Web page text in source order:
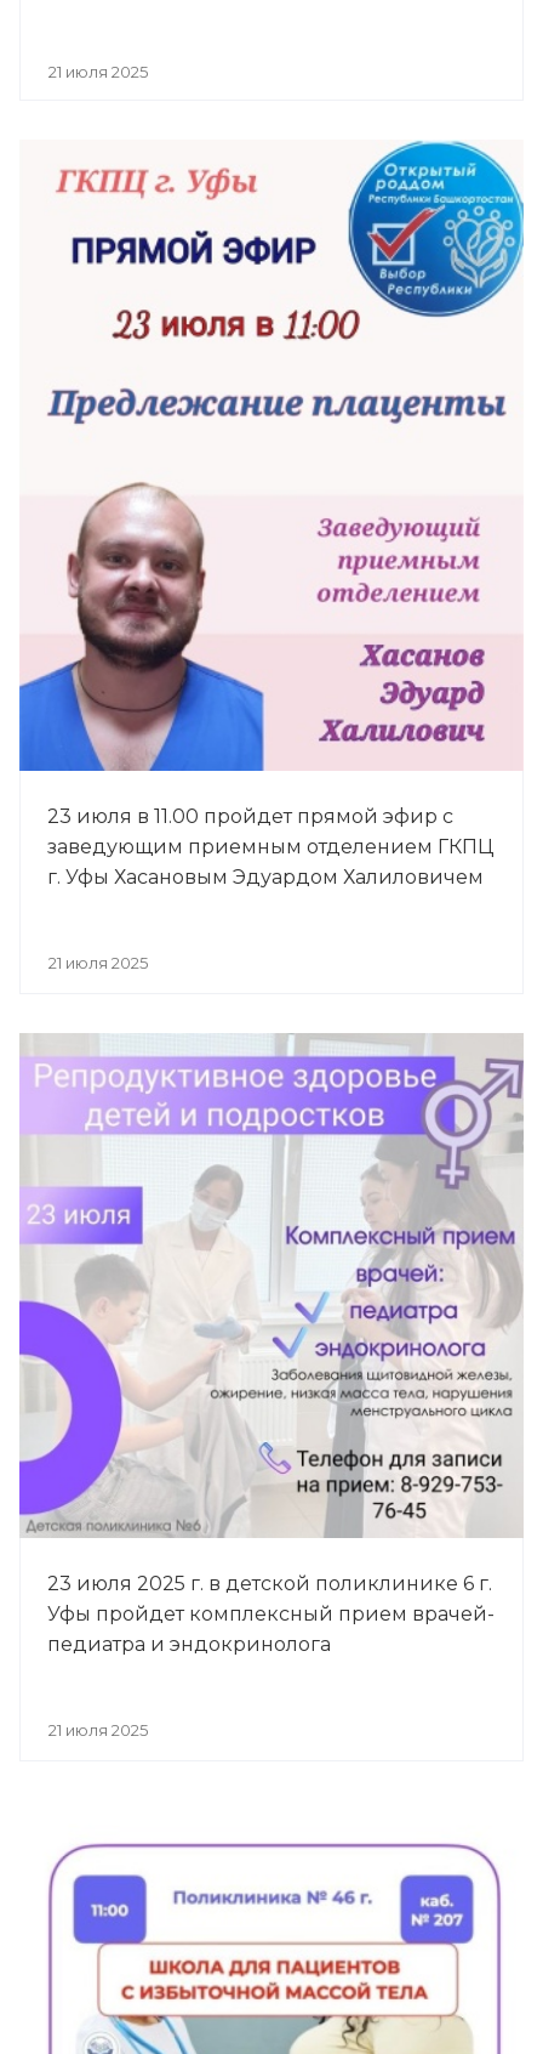
21 июля 2025
23 июля в 11.00 пройдет прямой эфир с
заведующим приемным отделением ГКПЦ
г. Уфы Хасановым Эдуардом Халиловичем
21 июля 2025
23 июля 2025 г. в детской поликлинике 6 г.
Уфы пройдет комплексный прием врачей-
педиатра и эндокринолога
21 июля 2025